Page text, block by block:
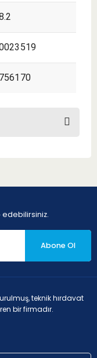
edebilirsiniz.
Abone Ol
teknik hırdavat
bir firmadır.